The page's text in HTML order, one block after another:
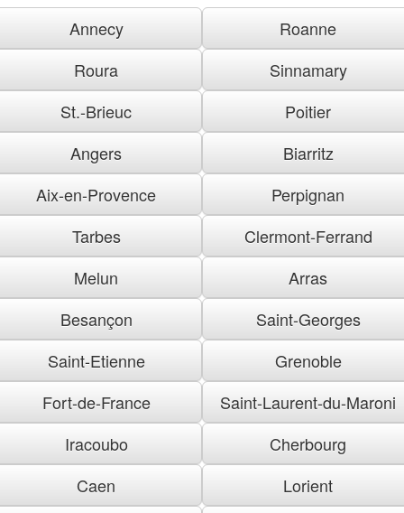
Annecy
Roanne
Roura
Sinnamary
St.-Brieuc
Poitier
Angers
Biarritz
Aix-en-Provence
Perpignan
Tarbes
Clermont-Ferrand
Melun
Arras
Besançon
Saint-Georges
Saint-Etienne
Grenoble
Fort-de-France
Saint-Laurent-du-Maroni
Iracoubo
Cherbourg
Caen
Lorient